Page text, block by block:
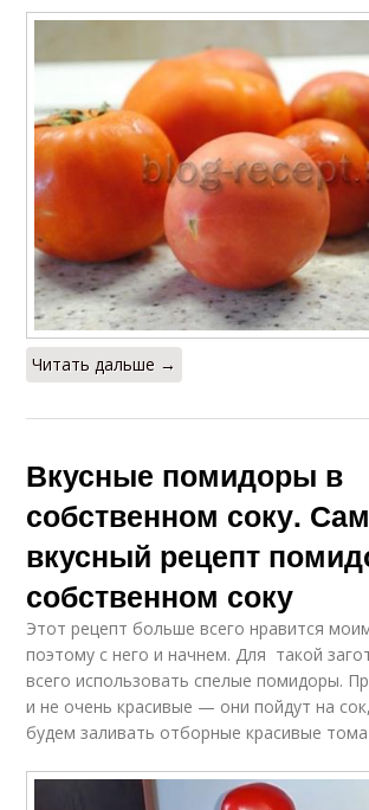
Читать дальше →
Вкусные помидоры в
собственном соку.
вкусный рецепт
собственном соку
Этот рецепт больше всего нравится
поэтому с него и начнем. Для такой
всего использовать спелые помидоры.
и не очень красивые — они пойдут на
будем заливать отборные красивые